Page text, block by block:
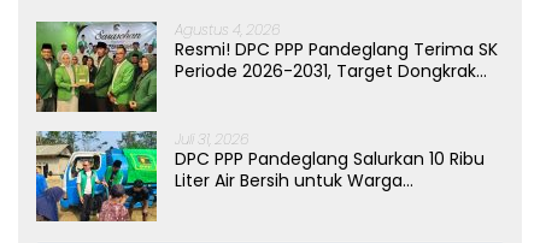
Agustus 4, 2026
Resmi! DPC PPP Pandeglang Terima SK
Periode 2026-2031, Target Dongkrak
Juli 31, 2026
DPC PPP Pandeglang Salurkan 10 Ribu
Liter Air Bersih untuk Warga